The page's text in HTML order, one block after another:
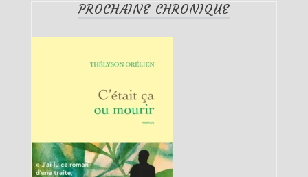
PROCHAINE CHRONIQUE